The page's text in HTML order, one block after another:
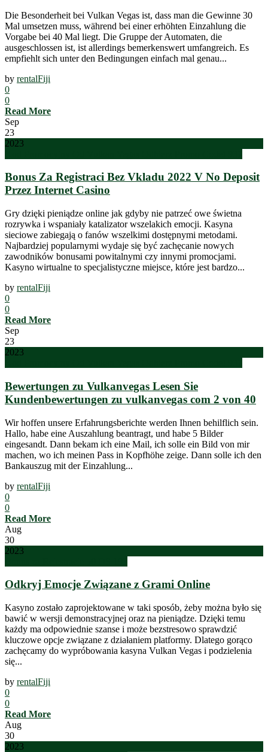
Die Besonderheit bei Vulkan Vegas ist, dass man die Gewinne 30
Mal umsetzen muss, während bei einer erhöhten Einzahlung die
Vorgabe bei 40 Mal liegt. Die Gruppe der Automaten, die
ausgeschlossen ist, ist allerdings bemerkenswert umfangreich. Es
empfiehlt sich unter den Bedingungen einfach mal genau...
by rentalFiji
0
0
Read More
Sep
23
2023
Bonus Za Registraci Bez Vkladu 2022 V No Deposit
Przez Internet Casino
Gry dzięki pieniądze online jak gdyby nie patrzeć owe świetna
rozrywka i wspaniały katalizator wszelakich emocji. Kasyna
sieciowe zabiegają o fanów wszelkimi dostępnymi metodami.
Najbardziej popularnymi wydaje się być zachęcanie nowych
zawodników bonusami powitalnymi czy innymi promocjami.
Kasyno wirtualne to specjalistyczne miejsce, które jest bardzo...
by rentalFiji
0
0
Read More
Sep
23
2023
Bewertungen zu Vulkanvegas Lesen Sie
Kundenbewertungen zu vulkanvegas com 2 von 40
Wir hoffen unsere Erfahrungsberichte werden Ihnen behilflich sein.
Hallo, habe eine Auszahlung beantragt, und habe 5 Bilder
eingesandt. Dann bekam ich eine Mail, ich solle ein Bild von mir
machen, wo ich meinen Pass in Kopfhöhe zeige. Dann solle ich den
Bankauszug mit der Einzahlung...
by rentalFiji
0
0
Read More
Aug
30
2023
Odkryj Emocje Związane z Grami Online
Kasyno zostało zaprojektowane w taki sposób, żeby można było się
bawić w wersji demonstracyjnej oraz na pieniądze. Dzięki temu
każdy ma odpowiednie szanse i może bezstresowo sprawdzić
kluczowe opcje związane z działaniem platformy. Dlatego gorąco
zachęcamy do wypróbowania kasyna Vulkan Vegas i podzielenia
się...
by rentalFiji
0
0
Read More
Aug
30
2023